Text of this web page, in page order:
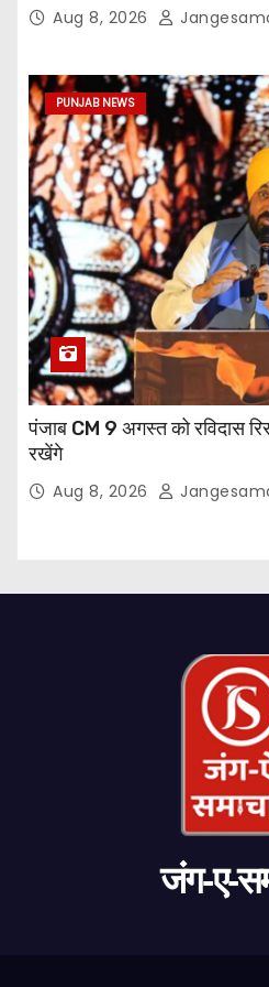
Aug 8, 2026
PUNJAB NEWS
पंजाब CM 9 अगस्त को रविदास
रखेंगे
Aug 8, 2026
जंग-ए-